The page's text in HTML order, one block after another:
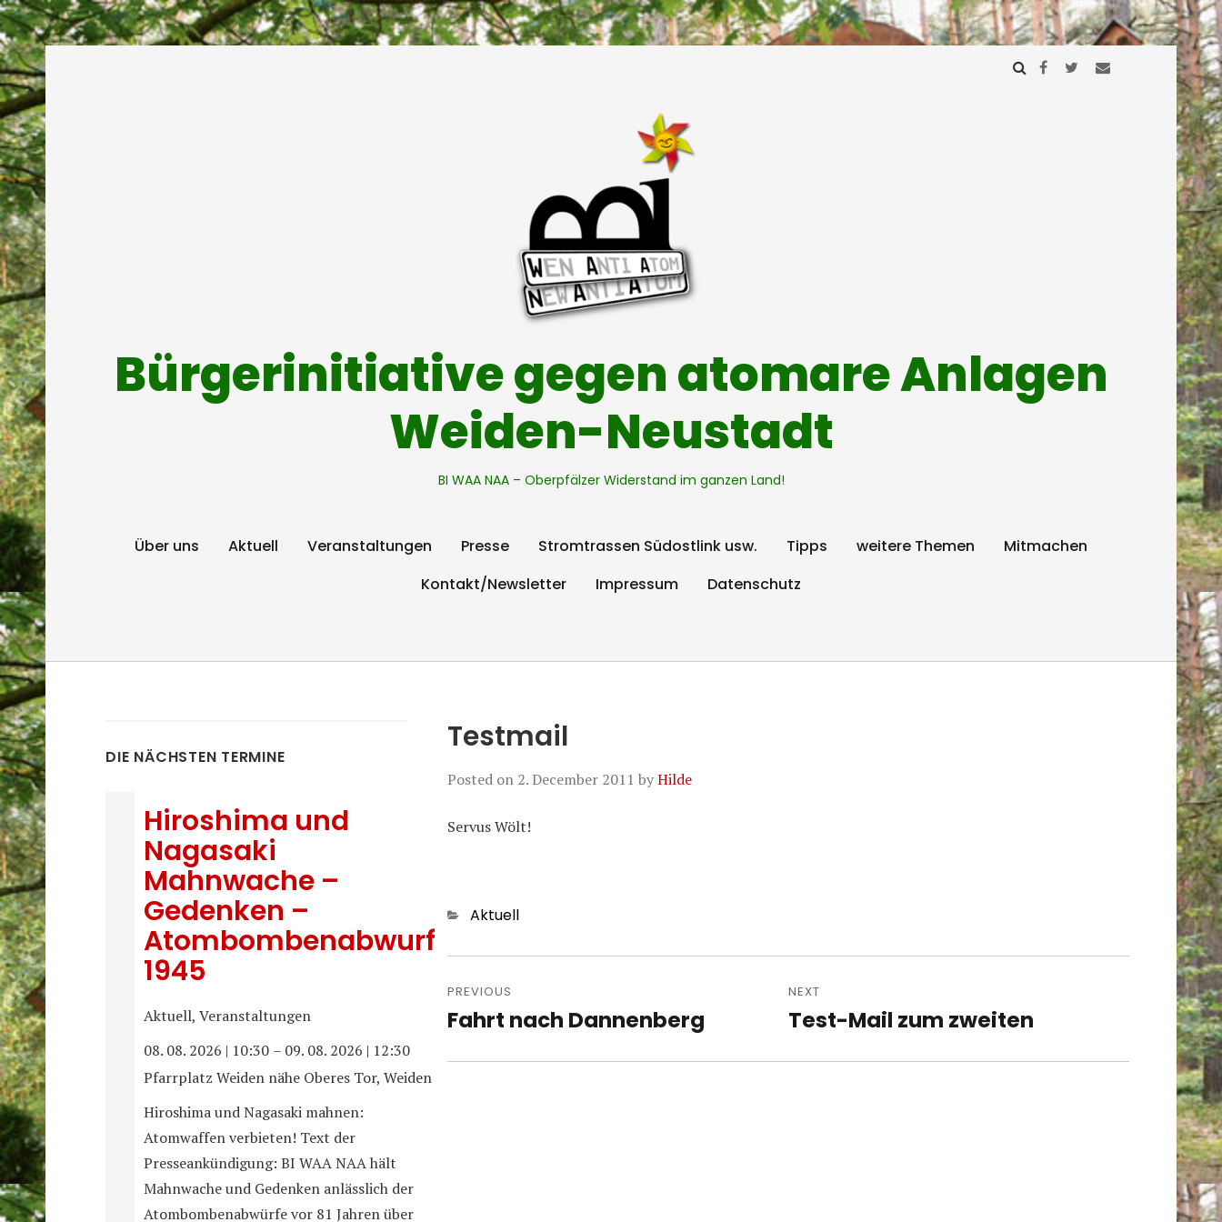
Bürgerinitiative gegen atomare Anlagen
Weiden-Neustadt
BI WAA NAA – Oberpfälzer Widerstand im ganzen Land!
Über uns Aktuell Veranstaltungen Presse Stromtrassen Südostlink usw. Tipps weitere Themen
Mitmachen
Kontakt/Newsletter
Impressum Datenschutz
Testmail
Posted on 2. December 2011 byHilde
Servus Wölt!
Categories
Aktuell
Post
navigation
PREVIOUS
Previous
Fahrt nach Dannenberg
NEXT
Next
Test-Mail zum zweiten
DIE NÄCHSTEN TERMINE
Hiroshima und
Nagasaki
Mahnwache –
Gedenken –
Atombombenabwurf
1945
Aktuell, Veranstaltungen
08. 08. 2026 | 10:30 – 09. 08. 2026 | 12:30
Pfarrplatz Weiden nähe Oberes Tor, Weiden
Hiroshima und Nagasaki mahnen:
Atomwaffen verbieten! Text der
Presseankündigung: BI WAA NAA hält
Mahnwache und Gedenken anlässlich der
Atombombenabwürfe vor 81 Jahren über